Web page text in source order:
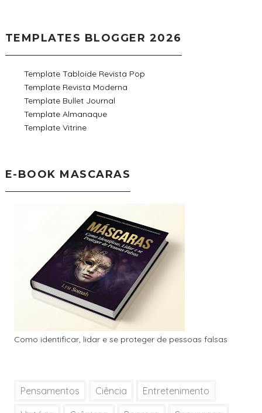
TEMPLATES BLOGGER 2026
Template Tabloide Revista Pop
Template Revista Moderna
Template Bullet Journal
Template Almanaque
Template Vitrine
E-BOOK MASCARAS
Como identificar, lidar e se proteger de pessoas falsas
Pensamentos Ciência Entretenimento